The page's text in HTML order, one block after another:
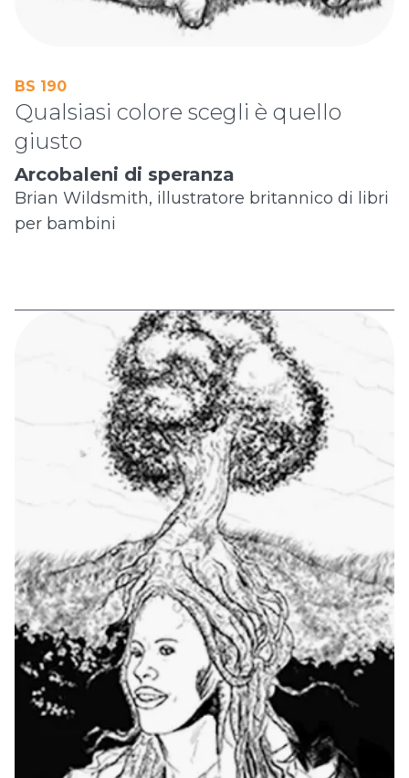
BS 190
Qualsiasi colore scegli è quello
giusto
Arcobaleni di speranza
Brian Wildsmith, illustratore britannico di libri
per bambini